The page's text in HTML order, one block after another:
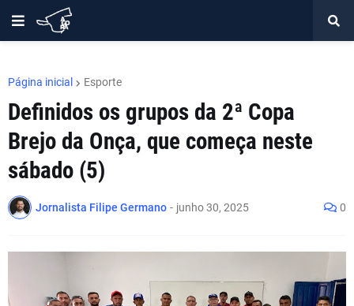
Página inicial Esporte
Definidos os grupos da 2ª Copa
Brejo da Onça, que começa neste
sábado (5)
Jornalista Filipe Germano - junho 30, 2025 0